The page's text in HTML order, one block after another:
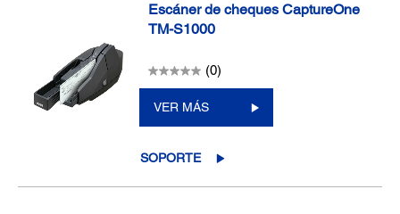
Escáner de cheques CaptureOne
TM-S1000
(0)
VER MÁS
SOPORTE